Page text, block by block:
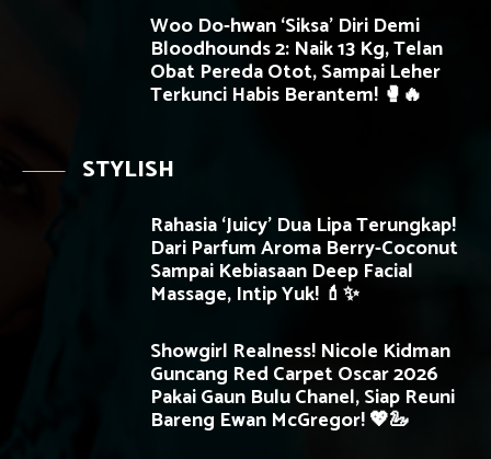
Woo Do-hwan ‘Siksa’ Diri Demi
Bloodhounds 2: Naik 13 Kg, Telan
Obat Pereda Otot, Sampai Leher
Terkunci Habis Berantem! 🥊🔥
STYLISH
Rahasia ‘Juicy’ Dua Lipa Terungkap!
Dari Parfum Aroma Berry-Coconut
Sampai Kebiasaan Deep Facial
Massage, Intip Yuk! 💄✨
Showgirl Realness! Nicole Kidman
Guncang Red Carpet Oscar 2026
Pakai Gaun Bulu Chanel, Siap Reuni
Bareng Ewan McGregor! 💖🦢